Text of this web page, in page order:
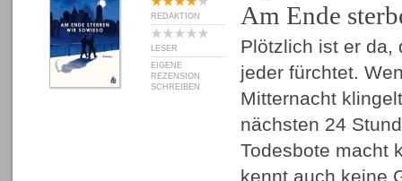
REDAKTION
LESER
EIGENE
REZENSION
SCHREIBEN
Am Ende
Plötzlich ist er da,
jeder fürchtet.
Mitternacht
nächsten 24
Todesbote macht
kennt auch keine